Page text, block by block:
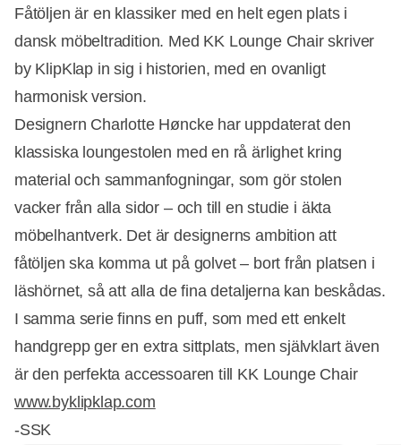
Fåtöljen är en klassiker med en helt egen plats i
dansk möbeltradition. Med KK Lounge Chair skriver
by KlipKlap in sig i historien, med en ovanligt
harmonisk version.
Designern Charlotte Høncke har uppdaterat den
klassiska loungestolen med en rå ärlighet kring
material och sammanfogningar, som gör stolen
vacker från alla sidor – och till en studie i äkta
möbelhantverk. Det är designerns ambition att
fåtöljen ska komma ut på golvet – bort från platsen i
läshörnet, så att alla de fina detaljerna kan beskådas.
I samma serie finns en puff, som med ett enkelt
handgrepp ger en extra sittplats, men självklart även
är den perfekta accessoaren till KK Lounge Chair
www.byklipklap.com
-SSK